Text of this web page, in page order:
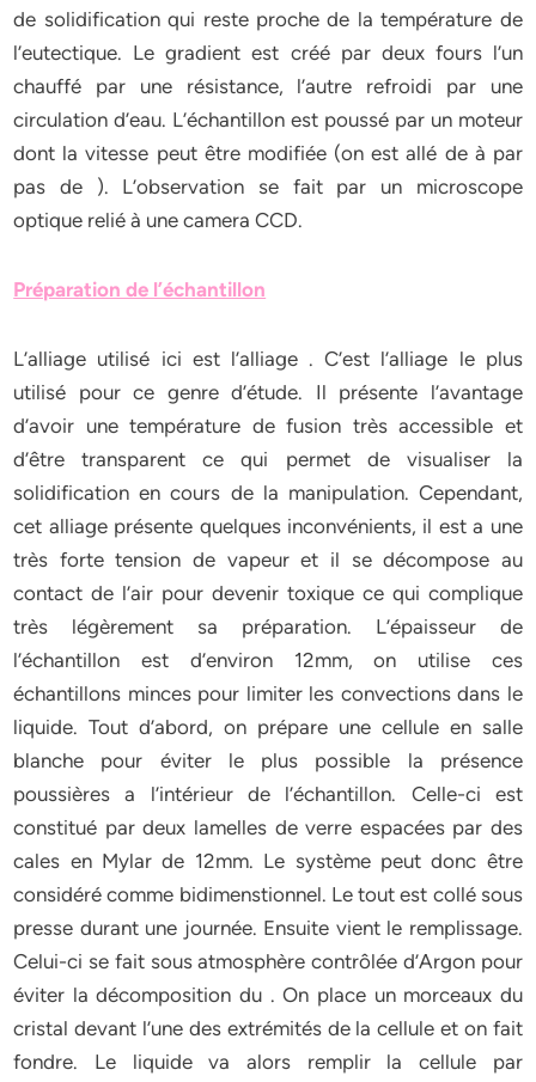
de solidification qui reste proche de la température de
l’eutectique. Le gradient est créé par deux fours l’un
chauffé par une résistance, l’autre refroidi par une
circulation d’eau. L’échantillon est poussé par un moteur
dont la vitesse peut être modifiée (on est allé de à par
pas de ). L’observation se fait par un microscope
optique relié à une camera CCD.
Préparation de l’échantillon
L’alliage utilisé ici est l’alliage . C’est l’alliage le plus
utilisé pour ce genre d’étude. Il présente l’avantage
d’avoir une température de fusion très accessible et
d’être transparent ce qui permet de visualiser la
solidification en cours de la manipulation. Cependant,
cet alliage présente quelques inconvénients, il est a une
très forte tension de vapeur et il se décompose au
contact de l’air pour devenir toxique ce qui complique
très légèrement sa préparation. L’épaisseur de
l’échantillon est d’environ 12mm, on utilise ces
échantillons minces pour limiter les convections dans le
liquide. Tout d’abord, on prépare une cellule en salle
blanche pour éviter le plus possible la présence
poussières a l’intérieur de l’échantillon. Celle-ci est
constitué par deux lamelles de verre espacées par des
cales en Mylar de 12mm. Le système peut donc être
considéré comme bidimenstionnel. Le tout est collé sous
presse durant une journée. Ensuite vient le remplissage.
Celui-ci se fait sous atmosphère contrôlée d’Argon pour
éviter la décomposition du . On place un morceaux du
cristal devant l’une des extrémités de la cellule et on fait
fondre. Le liquide va alors remplir la cellule par